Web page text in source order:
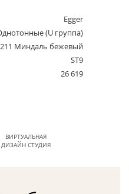
Egger
(U группа)
Миндаль бежевый
ST9
26 619
ВИРТУАЛЬНАЯ
ДИЗАЙН СТУДИЯ